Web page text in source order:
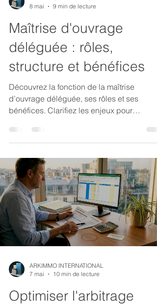
8 mai
9 min de lecture
Maîtrise d'ouvrage
déléguée : rôles,
structure et bénéfices
Découvrez la fonction de la maîtrise
d’ouvrage déléguée, ses rôles et ses
bénéfices. Clarifiez les enjeux pour
ARKIMMO INTERNATIONAL
7 mai
10 min de lecture
Optimiser l'arbitrage